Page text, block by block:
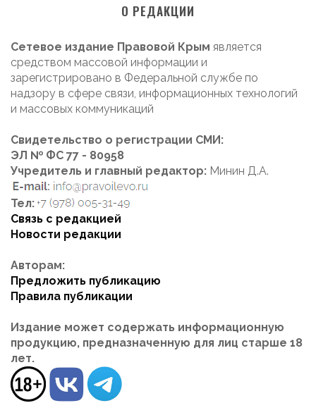
О РЕДАКЦИИ
Сетевое издание Правовой Крым является
средством массовой информации и
зарегистрировано в Федеральной службе по
надзору в сфере связи, информационных технологий
и массовых коммуникаций
Свидетельство о регистрации СМИ:
ЭЛ № ФС 77 - 80958
Учредитель и главный редактор: Минин Д.А.
Тел:
Связь с редакцией
Новости редакции
Авторам:
Предложить публикацию
Правила публикации
Издание может содержать информационную
продукцию, предназначенную для лиц старше 18
лет.